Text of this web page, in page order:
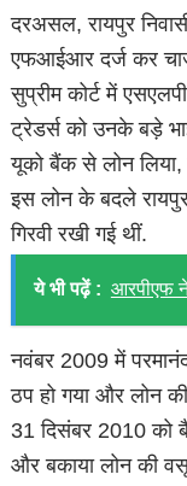
दरअसल, रायपुर
एफआईआर दर्ज कर
सुप्रीम कोर्ट में
ट्रेडर्स को उनके बड़े
यूको बैंक से लोन लिया,
इस लोन के बदले रायपुर
गिरवी रखी गई थीं.
ये भी पढ़ें : आरपीएफ
नवंबर 2009 में
ठप हो गया और लोन
31 दिसंबर 2010 को
और बकाया लोन की